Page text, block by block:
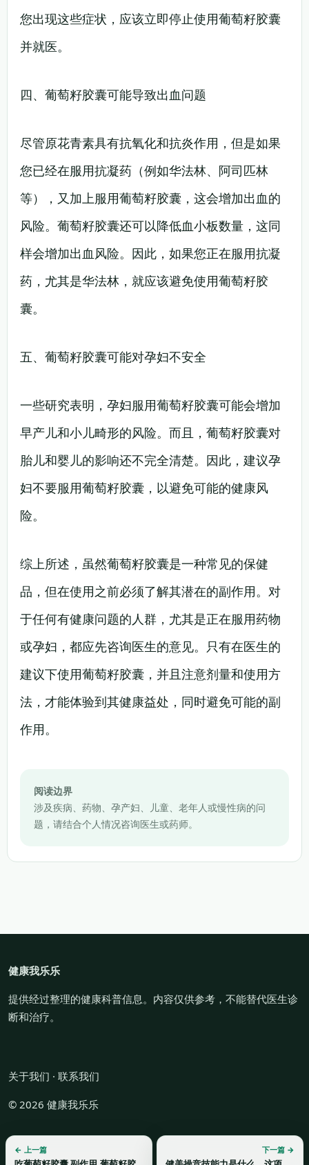
您出现这些症状，应该立即停止使用葡萄籽胶囊
并就医。
四、葡萄籽胶囊可能导致出血问题
尽管原花青素具有抗氧化和抗炎作用，但是如果
您已经在服用抗凝药（例如华法林、阿司匹林
等），又加上服用葡萄籽胶囊，这会增加出血的
风险。葡萄籽胶囊还可以降低血小板数量，这同
样会增加出血风险。因此，如果您正在服用抗凝
药，尤其是华法林，就应该避免使用葡萄籽胶
囊。
五、葡萄籽胶囊可能对孕妇不安全
一些研究表明，孕妇服用葡萄籽胶囊可能会增加
早产儿和小儿畸形的风险。而且，葡萄籽胶囊对
胎儿和婴儿的影响还不完全清楚。因此，建议孕
妇不要服用葡萄籽胶囊，以避免可能的健康风
险。
综上所述，虽然葡萄籽胶囊是一种常见的保健
品，但在使用之前必须了解其潜在的副作用。对
于任何有健康问题的人群，尤其是正在服用药物
或孕妇，都应先咨询医生的意见。只有在医生的
建议下使用葡萄籽胶囊，并且注意剂量和使用方
法，才能体验到其健康益处，同时避免可能的副
作用。
阅读边界
涉及疾病、药物、孕产妇、儿童、老年人或慢性病的问
题，请结合个人情况咨询医生或药师。
← 上一篇 下一篇 →
健康我乐乐
提供经过整理的健康科普信息。内容仅供参考，不能替代医生诊
断和治疗。
关于我们 · 联系我们
© 2026 健康我乐乐